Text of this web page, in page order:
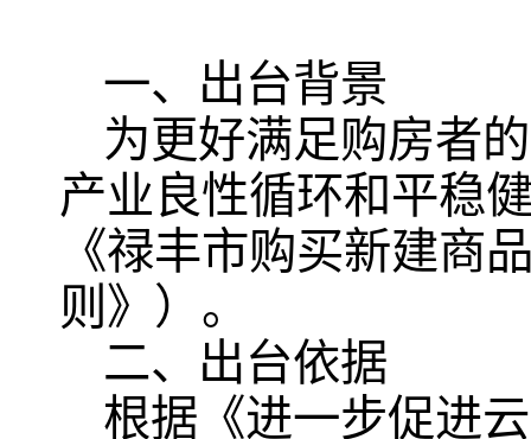
一、出台背景
为更好满足购房者
产业良性循环和平稳
《禄丰市购买新建商
则》）。
二、出台依据
根据《进一步促进